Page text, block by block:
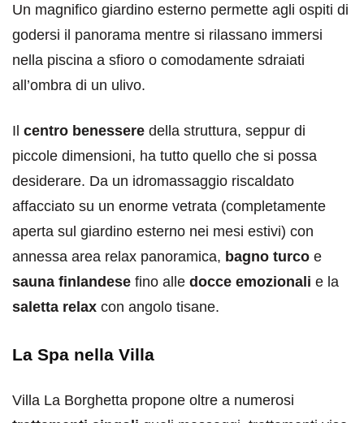
Un magnifico giardino esterno permette agli ospiti di
godersi il panorama mentre si rilassano immersi
nella piscina a sfioro o comodamente sdraiati
all’ombra di un ulivo.
Il centro benessere della struttura, seppur di
piccole dimensioni, ha tutto quello che si possa
desiderare. Da un idromassaggio riscaldato
affacciato su un enorme vetrata (completamente
aperta sul giardino esterno nei mesi estivi) con
annessa area relax panoramica, bagno turco e
sauna finlandese fino alle docce emozionali e la
saletta relax con angolo tisane.
La Spa nella Villa
Villa La Borghetta propone oltre a numerosi